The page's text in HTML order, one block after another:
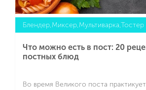
Блендер,Миксер,Мультиварка,Тостер
Что можно есть в пост: 20
постных блюд
Во время Великого поста